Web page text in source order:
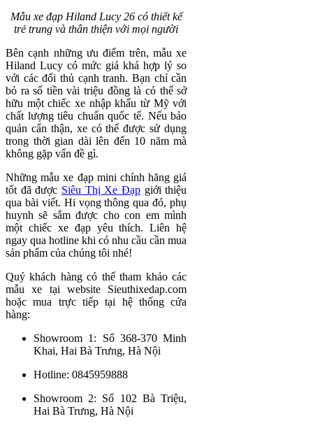
Mẫu xe đạp Hiland Lucy 26 có thiết kế
trẻ trung và thân thiện với mọi người
Bên cạnh những ưu điểm trên, mẫu xe
Hiland Lucy có mức giá khá hợp lý so
với các đối thủ cạnh tranh. Bạn chỉ cần
bỏ ra số tiền vài triệu đồng là có thể sở
hữu một chiếc xe nhập khẩu từ Mỹ với
chất lượng tiêu chuẩn quốc tế. Nếu bảo
quản cẩn thận, xe có thể được sử dụng
trong thời gian dài lên đến 10 năm mà
không gặp vấn đề gì.
Những mẫu xe đạp mini chính hãng giá
tốt đã được Siêu Thị Xe Đạpgiới thiệu
qua bài viết. Hi vọng thông qua đó, phụ
huynh sẽ sắm được cho con em mình
một chiếc xe đạp yêu thích. Liên hệ
ngay qua hotline khi có nhu cầu cần mua
sản phẩm của chúng tôi nhé!
Quý khách hàng có thể tham khảo các
mẫu xe tại website Sieuthixedap.com
hoặc mua trực tiếp tại hệ thống cửa
hàng:
Showroom 1: Số 368-370 Minh
Khai, Hai Bà Trưng, Hà Nội
Hotline: 0845959888
Showroom 2: Số 102 Bà Triệu,
Hai Bà Trưng, Hà Nội